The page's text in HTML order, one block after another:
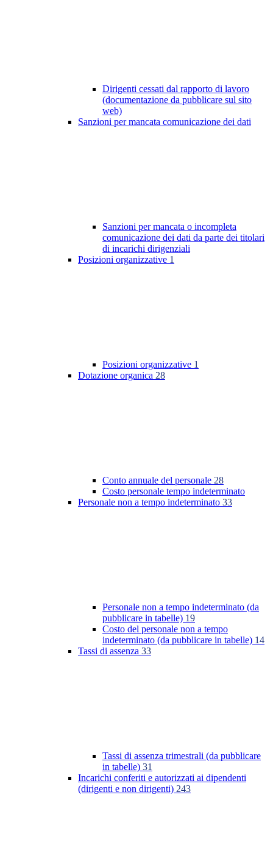
Dirigenti cessati dal rapporto di lavoro
(documentazione da pubblicare sul sito
web)
Sanzioni per mancata comunicazione dei dati
Sanzioni per mancata o incompleta
comunicazione dei dati da parte dei titolari
di incarichi dirigenziali
Posizioni organizzative 1
Posizioni organizzative 1
Dotazione organica 28
Conto annuale del personale 28
Costo personale tempo indeterminato
Personale non a tempo indeterminato 33
Personale non a tempo indeterminato (da
pubblicare in tabelle) 19
Costo del personale non a tempo
indeterminato (da pubblicare in tabelle) 14
Tassi di assenza 33
Tassi di assenza trimestrali (da pubblicare
in tabelle) 31
Incarichi conferiti e autorizzati ai dipendenti
(dirigenti e non dirigenti) 243